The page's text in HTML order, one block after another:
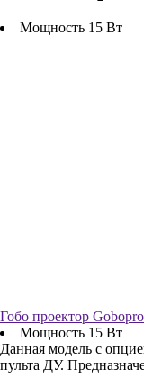
Мощность 15 Вт
Гобо проектор
Мощность 15 Вт
Данная модель с
пульта ДУ.